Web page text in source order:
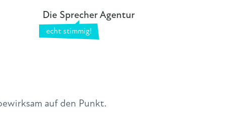
Die Sprecher Agentur
auf den Punkt.